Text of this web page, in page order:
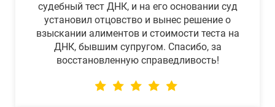
судебный тест ДНК, и на его основании суд
установил отцовство и вынес решение о
взыскании алиментов и стоимости теста на
ДНК, бывшим супругом. Спасибо, за
восстановленную справедливость!